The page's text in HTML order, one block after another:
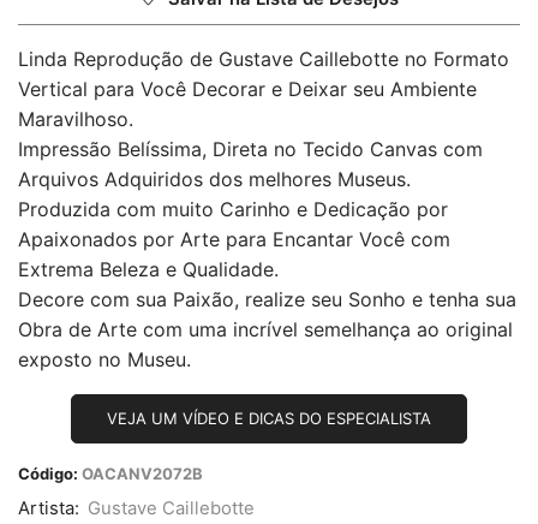
Linda Reprodução de Gustave Caillebotte no Formato
Vertical para Você Decorar e Deixar seu Ambiente
Maravilhoso.
Impressão Belíssima, Direta no Tecido Canvas com
Arquivos Adquiridos dos melhores Museus.
Produzida com muito Carinho e Dedicação por
Apaixonados por Arte para Encantar Você com
Extrema Beleza e Qualidade.
Decore com sua Paixão, realize seu Sonho e tenha sua
Obra de Arte com uma incrível semelhança ao original
exposto no Museu.
VEJA UM VÍDEO E DICAS DO ESPECIALISTA
Código: OACANV2072B
Artista: Gustave Caillebotte